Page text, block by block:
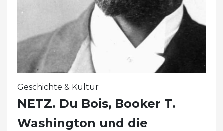
Geschichte & Kultur
NETZ. Du Bois, Booker T.
Washington und die